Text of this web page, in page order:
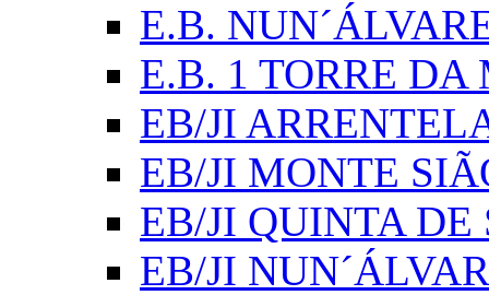
E.B.
E.B. 1 TORRE
EB/JI
EB/JI MONTE
EB/JI QUINTA DE
EB/JI